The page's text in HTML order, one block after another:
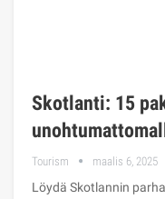
Skotlanti: 15
Tourism maalis 6, 2025
Löydä Skotlannin